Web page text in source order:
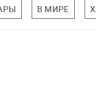
В МИРЕ